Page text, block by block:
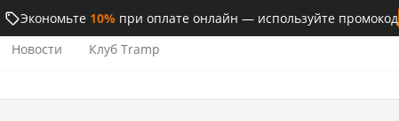
Экономьте 10%при оплате онлайн — используйте промокод
Новости Клуб Tramp